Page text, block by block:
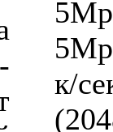
к/